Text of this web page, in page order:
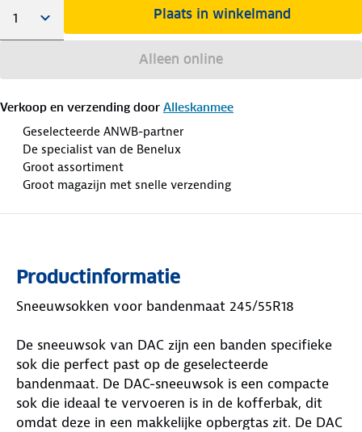
Plaats in winkelmand
Alleen online
Verkoop en verzending door Alleskanmee
Geselecteerde ANWB-partner
De specialist van de Benelux
Groot assortiment
Groot magazijn met snelle verzending
Productinformatie
Sneeuwsokken voor bandenmaat 245/55R18
De sneeuwsok van DAC zijn een banden specifieke
sok die perfect past op de geselecteerde
bandenmaat. De DAC-sneeuwsok is een compacte
sok die ideaal te vervoeren is in de kofferbak, dit
omdat deze in een makkelijke opbergtas zit. De DAC